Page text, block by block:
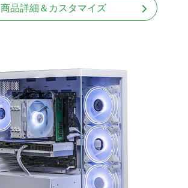
商品詳細＆カスタマイズ